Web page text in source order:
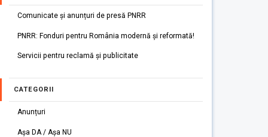
Comunicate și anunțuri de presă PNRR
PNRR: Fonduri pentru România modernă și reformată!
Servicii pentru reclamă și publicitate
CATEGORII
Anunțuri
Așa DA / Așa NU